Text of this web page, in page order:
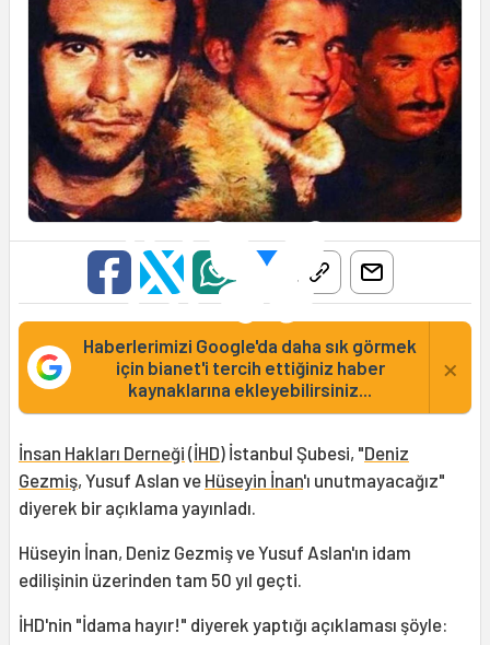
Haberlerimizi Google'da daha sık görmek
için bianet'i tercih ettiğiniz haber
kaynaklarına ekleyebilirsiniz...
×
İnsan Hakları Derneği (İHD) İstanbul Şubesi, "Deniz
Gezmiş, Yusuf Aslan ve Hüseyin İnan'ı unutmayacağız"
diyerek bir açıklama yayınladı.
Hüseyin İnan, Deniz Gezmiş ve Yusuf Aslan'ın idam
edilişinin üzerinden tam 50 yıl geçti.
İHD'nin "İdama hayır!" diyerek yaptığı açıklaması şöyle: